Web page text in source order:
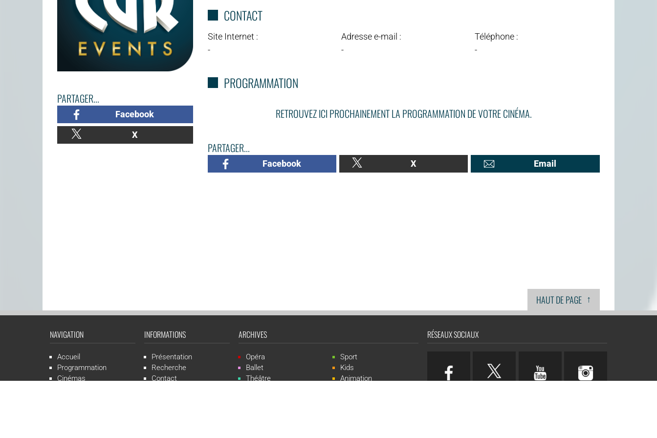
PARTAGER...
Facebook
X
CONTACT
Site Internet :
-
Adresse e-mail :
-
Téléphone :
-
PROGRAMMATION
RETROUVEZ ICI PROCHAINEMENT LA PROGRAMMATION DE VOTRE CINÉMA.
PARTAGER...
Facebook X Email
HAUT DE PAGE ↑
NAVIGATION
Accueil
Programmation
Cinémas
INFORMATIONS
Présentation
Recherche
Contact
ARCHIVES
Opéra
Ballet
Théâtre
Sport
Kids
Animation
RÉSEAUX SOCIAUX